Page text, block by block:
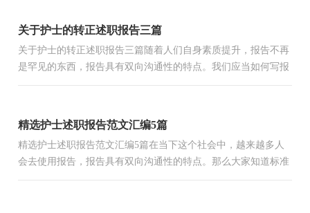
关于护士的转正述职报告三篇
关于护士的转正述职报告三篇随着人们自身素质提升，报告不再
是罕见的东西，报告具有双向沟通性的特点。我们应当如何写报
精选护士述职报告范文汇编5篇
精选护士述职报告范文汇编5篇在当下这个社会中，越来越多人
会去使用报告，报告具有双向沟通性的特点。那么大家知道标准